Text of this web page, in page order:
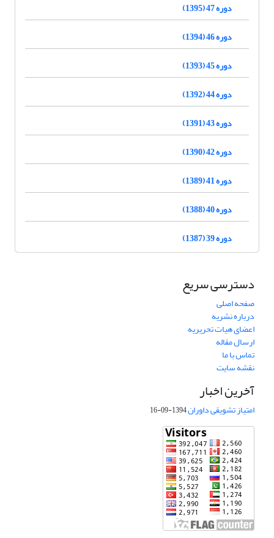
دوره 47 (1395)
دوره 46 (1394)
دوره 45 (1393)
دوره 44 (1392)
دوره 43 (1391)
دوره 42 (1390)
دوره 41 (1389)
دوره 40 (1388)
دوره 39 (1387)
دسترسی سریع
صفحه اصلی
درباره نشریه
اعضای هیات تحریریه
ارسال مقاله
تماس با ما
نقشه سایت
آخرین اخبار
امتیاز تشویقی داوران1394-09-16